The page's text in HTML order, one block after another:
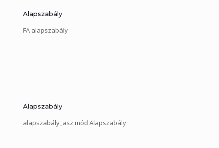
Alapszabály
FA alapszabály
Alapszabály
alapszabály_asz mód Alapszabály